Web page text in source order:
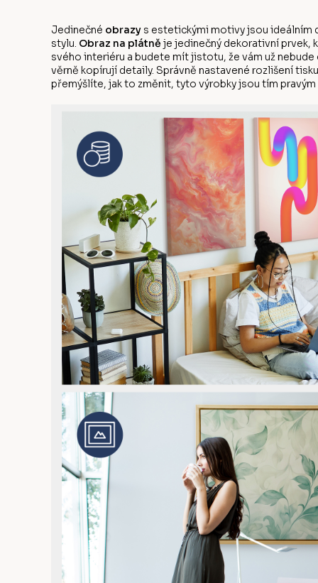
Jedinečné obrazy s estetickými motivy jsou ideálním
stylu. Obraz na plátně je jedinečný dekorativní prvek,
svého interiéru a budete mít jistotu, že vám už
věrně kopírují detaily. Správně nastavené rozlišení
přemýšlíte, jak to změnit, tyto výrobky jsou tím